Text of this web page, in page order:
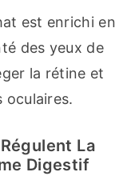
est enrichi en
des yeux de
la rétine et
oculaires.
La
Digestif